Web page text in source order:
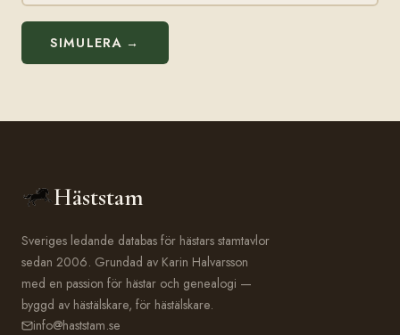
SIMULERA →
Häststam
Sveriges ledande databas för hästars stamtavlor
sedan 2006. Grundad av Karin Halvarsson
med en passion för hästar och genealogi —
byggd av hästälskare, för hästälskare.
info@haststam.se